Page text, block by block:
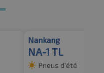
Nankang
NA-1 TL
Pneus d'été